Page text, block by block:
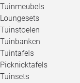
Tuinmeubels
Loungesets
Tuinstoelen
Tuinbanken
Tuintafels
Picknicktafels
Tuinsets